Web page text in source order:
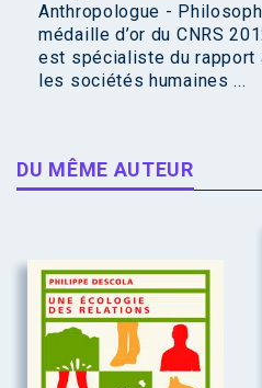
Anthropologue -
médaille d’or du CNRS
est spécialiste du rapport
les sociétés humaines ...
DU MÊME AUTEUR